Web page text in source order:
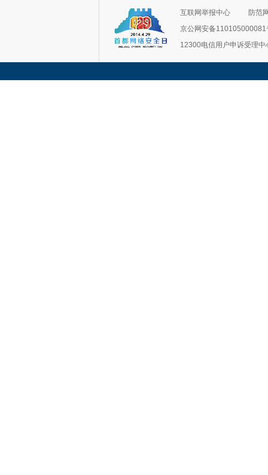
互联网举报中心
防范
京公网安备110105000081
12300电信用户申诉受理中